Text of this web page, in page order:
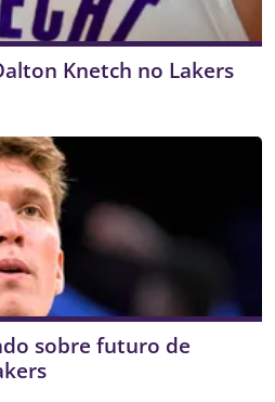
Knetch no Lakers
sobre futuro de